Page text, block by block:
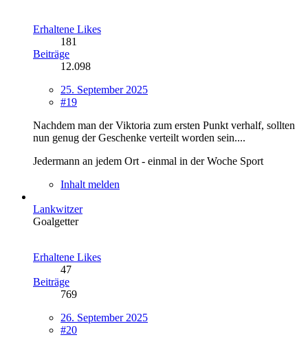
Erhaltene Likes
181
Beiträge
12.098
25. September 2025
#19
Nachdem man der Viktoria zum ersten Punkt verhalf, sollten
nun genug der Geschenke verteilt worden sein....
Jedermann an jedem Ort - einmal in der Woche Sport
Inhalt melden
Lankwitzer
Goalgetter
Erhaltene Likes
47
Beiträge
769
26. September 2025
#20